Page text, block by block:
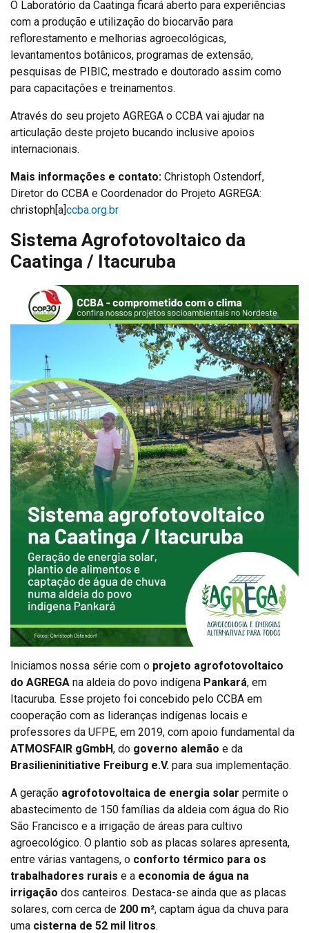
O Laboratório da Caatinga ficará aberto para experiências
com a produção e utilização do biocarvão para
reflorestamento e melhorias agroecológicas,
levantamentos botânicos, programas de extensão,
pesquisas de PIBIC, mestrado e doutorado assim como
para capacitações e treinamentos.
Através do seu projeto AGREGA o CCBA vai ajudar na
articulação deste projeto bucando inclusive apoios
internacionais.
Mais informações e contato: Christoph Ostendorf,
Diretor do CCBA e Coordenador do Projeto AGREGA:
christoph[a] ccba.org.br
Sistema Agrofotovoltaico da
Caatinga / Itacuruba
Iniciamos nossa série com o projeto agrofotovoltaico
do AGREGA na aldeia do povo indígena Pankará, em
Itacuruba. Esse projeto foi concebido pelo CCBA em
cooperação com as lideranças indígenas locais e
professores da UFPE, em 2019, com apoio fundamental da
ATMOSFAIR gGmbH, do governo alemão e da
Brasilieninitiative Freiburg e.V. para sua implementação.
A geração agrofotovoltaica de energia solar permite o
abastecimento de 150 famílias da aldeia com água do Rio
São Francisco e a irrigação de áreas para cultivo
agroecológico. O plantio sob as placas solares apresenta,
entre várias vantagens, o conforto térmico para os
trabalhadores rurais e a economia de água na
irrigação dos canteiros. Destaca-se ainda que as placas
solares, com cerca de 200 m², captam água da chuva para
uma cisterna de 52 mil litros.